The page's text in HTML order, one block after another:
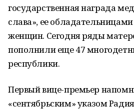
государственная награда
слава», ее
женщин. Сегодня ряды
пополнили еще 47
республики.
Первый вице-премьер
«сентябрьским» указом